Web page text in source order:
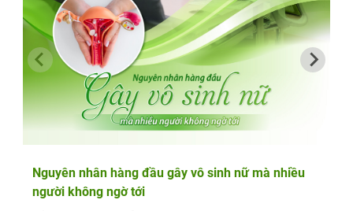
Nguyên nhân hàng đầu gây vô sinh nữ mà nhiều
người không ngờ tới